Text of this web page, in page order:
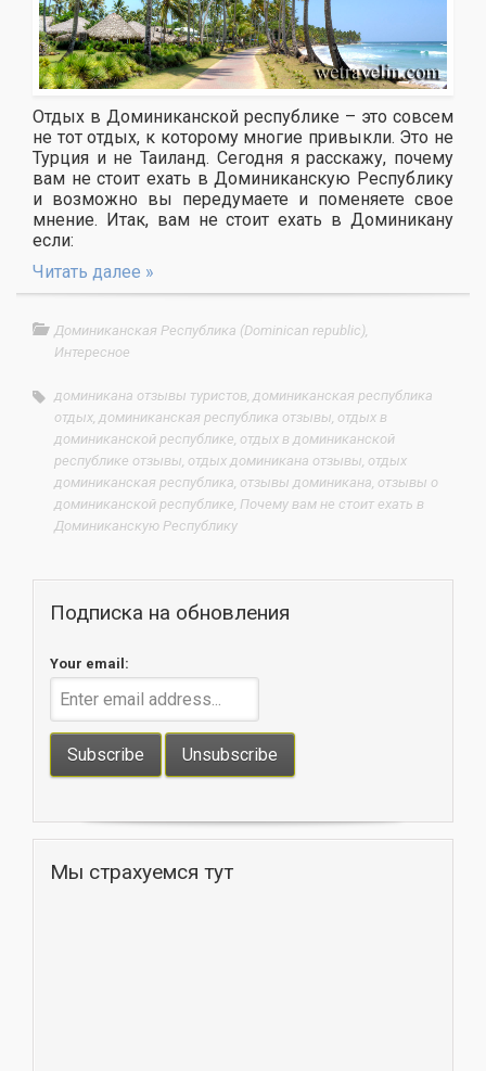
Отдых в Доминиканской республике – это совсем
не тот отдых, к которому многие привыкли. Это не
Турция и не Таиланд. Сегодня я расскажу, почему
вам не стоит ехать в Доминиканскую Республику
и возможно вы передумаете и поменяете свое
мнение. Итак, вам не стоит ехать в Доминикану
если:
Читать далее »
Доминиканская Республика (Dominican republic)
Интересное
доминикана отзывы туристов доминиканская республика
отдых доминиканская республика отзывы отдых в
доминиканской республике отдых в доминиканской
республике отзывы отдых доминикана отзывы отдых
доминиканская республика отзывы доминикана отзывы о
доминиканской республике Почему вам не стоит ехать в
Доминиканскую Республику
Подписка на обновления
Your email:
Мы страхуемся тут